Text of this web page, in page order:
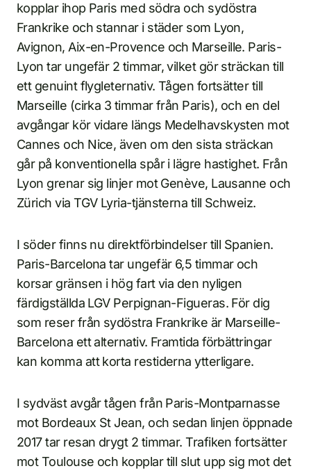
kopplar ihop Paris med södra och sydöstra
Frankrike och stannar i städer som Lyon,
Avignon, Aix-en-Provence och Marseille. Paris-
Lyon tar ungefär 2 timmar, vilket gör sträckan till
ett genuint flygleternativ. Tågen fortsätter till
Marseille (cirka 3 timmar från Paris), och en del
avgångar kör vidare längs Medelhavskysten mot
Cannes och Nice, även om den sista sträckan
går på konventionella spår i lägre hastighet. Från
Lyon grenar sig linjer mot Genève, Lausanne och
Zürich via TGV Lyria-tjänsterna till Schweiz.
I söder finns nu direktförbindelser till Spanien.
Paris-Barcelona tar ungefär 6,5 timmar och
korsar gränsen i hög fart via den nyligen
färdigställda LGV Perpignan-Figueras. För dig
som reser från sydöstra Frankrike är Marseille-
Barcelona ett alternativ. Framtida förbättringar
kan komma att korta restiderna ytterligare.
I sydväst avgår tågen från Paris-Montparnasse
mot Bordeaux St Jean, och sedan linjen öppnade
2017 tar resan drygt 2 timmar. Trafiken fortsätter
mot Toulouse och kopplar till slut upp sig mot det